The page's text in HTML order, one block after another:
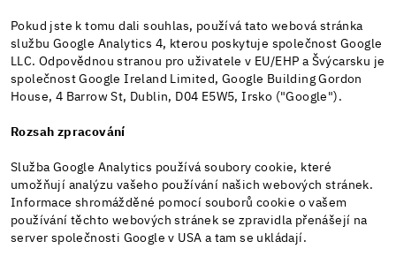
Pokud jste k tomu dali souhlas, používá tato webová stránka
službu Google Analytics 4, kterou poskytuje společnost Google
LLC. Odpovědnou stranou pro uživatele v EU/EHP a Švýcarsku je
společnost Google Ireland Limited, Google Building Gordon
House, 4 Barrow St, Dublin, D04 E5W5, Irsko ("Google").
Rozsah zpracování
Služba Google Analytics používá soubory cookie, které
umožňují analýzu vašeho používání našich webových stránek.
Informace shromážděné pomocí souborů cookie o vašem
používání těchto webových stránek se zpravidla přenášejí na
server společnosti Google v USA a tam se ukládají.